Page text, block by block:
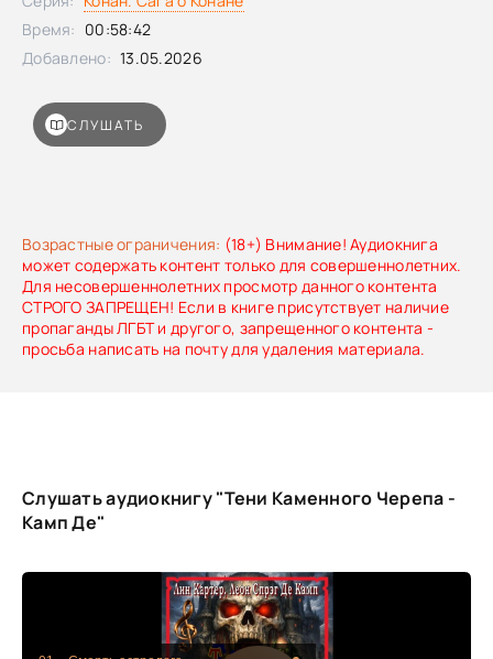
Возрастные ограничения: (18+) Внимание! Аудиокнига
может содержать контент только для совершеннолетних.
Для несовершеннолетних просмотр данного контента
СТРОГО ЗАПРЕЩЕН! Если в книге присутствует наличие
пропаганды ЛГБТ и другого, запрещенного контента -
просьба написать на почту для удаления материала.
СЛУШАТЬ
Время: 00:58:42
Добавлено: 13.05.2026
Слушать аудиокнигу "Тени Каменного Черепа -
Камп Де"